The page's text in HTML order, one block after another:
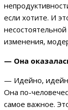
если хотите. И
изменения,
— Она
— Идейно,
Она по-
самое важное.